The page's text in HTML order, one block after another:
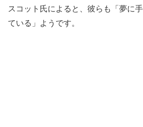
スコット氏によると、彼らも「夢に
ている」ようです。